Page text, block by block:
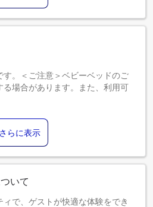
。＜ご注意＞ベビーベッドのご
場合があります。また、利用可
みください。
否は、お部屋タイプにより異なり
をご確認ください。
さらに表示
いて
で、ゲストが快適な体験をでき